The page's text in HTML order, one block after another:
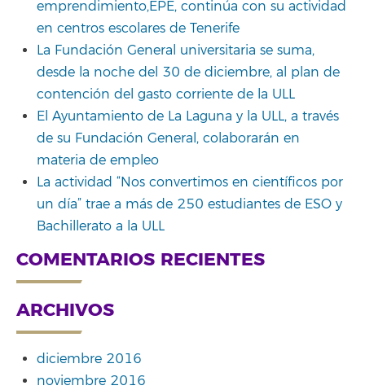
emprendimiento,EPE, continúa con su actividad
en centros escolares de Tenerife
La Fundación General universitaria se suma,
desde la noche del 30 de diciembre, al plan de
contención del gasto corriente de la ULL
El Ayuntamiento de La Laguna y la ULL, a través
de su Fundación General, colaborarán en
materia de empleo
La actividad “Nos convertimos en científicos por
un día” trae a más de 250 estudiantes de ESO y
Bachillerato a la ULL
COMENTARIOS RECIENTES
ARCHIVOS
diciembre 2016
noviembre 2016